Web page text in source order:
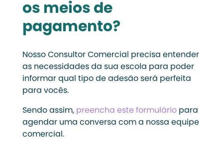
os meios de
pagamento?
Nosso Consultor Comercial precisa entender
as necessidades da sua escola para poder
informar qual tipo de adesão será perfeita
para vocês.
Sendo assim, preencha este formuláriopara
agendar uma conversa com a nossa equipe
comercial.